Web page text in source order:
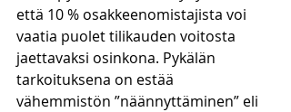
että 10 % osakkeenomistajista voi
vaatia puolet tilikauden voitosta
jaettavaksi osinkona. Pykälän
tarkoituksena on estää
vähemmistön ”näännyttäminen” eli